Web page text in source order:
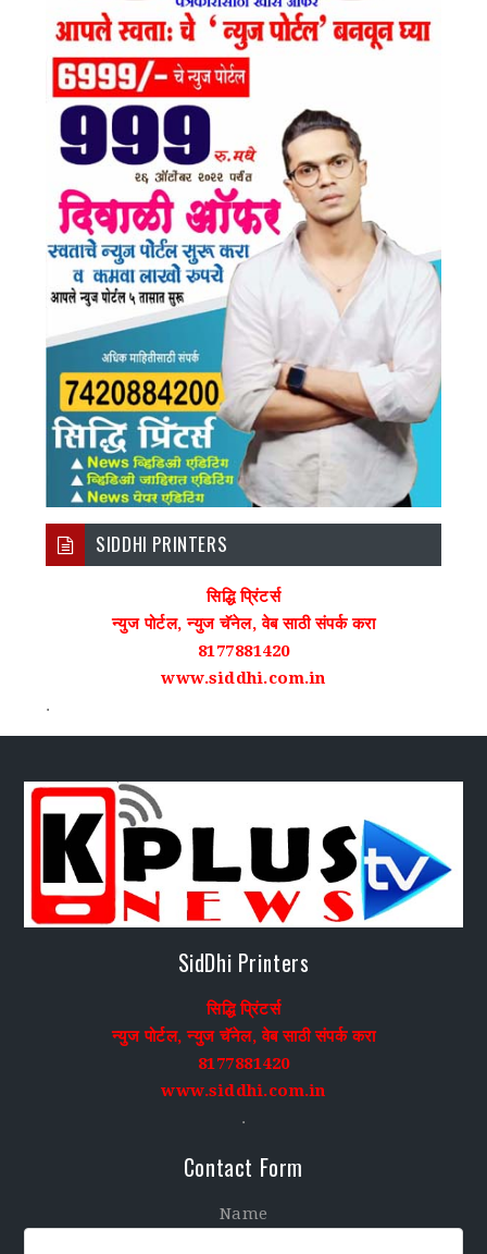
SIDDHI PRINTERS
सिद्धि प्रिंटर्स
न्युज पोर्टल, न्युज चॅनेल, वेब साठी संपर्क करा
8177881420
www.siddhi.com.in
.
SidDhi Printers
सिद्धि प्रिंटर्स
न्युज पोर्टल, न्युज चॅनेल, वेब साठी संपर्क करा
8177881420
www.siddhi.com.in
.
Contact Form
Name